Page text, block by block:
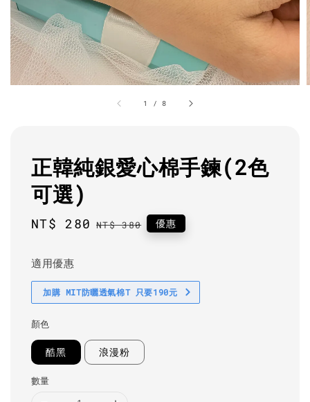
1 / 8
正韓純銀愛心棉手鍊(2色
可選)
Sale
NT$ 280 Regular
NT$ 380 優惠
適用優惠
加購 MIT防曬透氣棉T 只要190元
顏色
酷黑 浪漫粉
數量